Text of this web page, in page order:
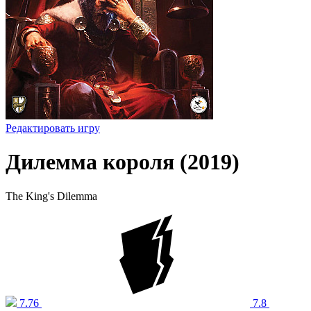
Редактировать игру
Дилемма короля (2019)
The King's Dilemma
7.76 7.8